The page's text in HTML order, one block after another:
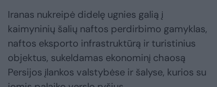
Iranas nukreipė didelę ugnies galią į
kaimyninių šalių naftos perdirbimo gamyklas,
naftos eksporto infrastruktūrą ir turistinius
objektus, sukeldamas ekonominį chaosą
Persijos įlankos valstybėse ir šalyse, kurios su